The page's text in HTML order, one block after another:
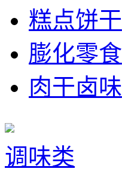
糕点饼干
膨化零食
肉干卤味
调味类